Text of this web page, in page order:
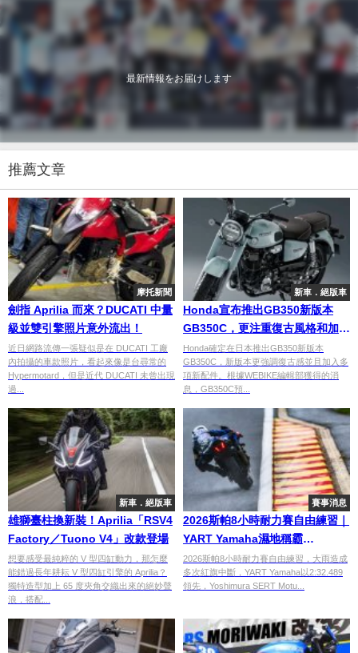
最新情報をお届けします
推薦文章
摩托新聞
劍指 Aprilia 而來？DUCATI 中量
級並雙引擎照片意外流出！
近日網路流傳一張疑似是在 DUCATI 工廠
內拍攝的車款照片，看起來像是台尋常的
Hypermotard，但是近代 DUCATI 未曾出現
過...
新車．絕版車
Honda宣布推出GB350新版本
GB350C，更注重復古風格和加入
全新配件
Honda確定在日本推出GB350新版本
GB350C，新版本更強調復古感並且加入多
項新配件。根據WEBIKE編輯部獲得的消
息，GB350C預...
新車．絕版車
雄獅臺柱換新裝！Aprilia「RSV4
Factory／Tuono V4」改款登場
想要感受最純粹的 V 型四缸動力，那怎麼
能錯過長年耕耘 V 型四缸引擎的 Aprilia？
獨特造型加上 65 度夾角交織出來的絕妙聲
浪，搭配...
賽事消息
2026斯帕8小時耐力賽自由練習｜
YART Yamaha濕地稱霸
2:32.489領先
2026斯帕8小時耐力賽自由練習，大雨造成
多次紅旗中斷，YART Yamaha以2:32.489
領先，Yoshimura SERT Motu...